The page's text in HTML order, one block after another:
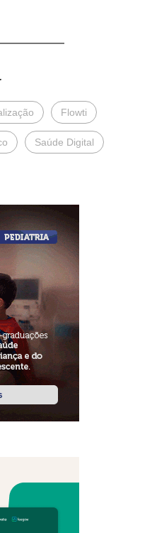
Flowti
Saúde Digital